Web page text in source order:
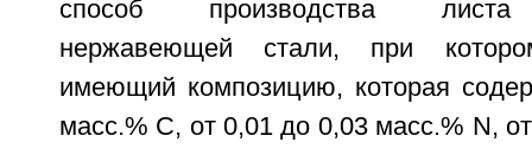
способ производства листа
нержавеющей стали, при
имеющий композицию, которая
масс.% С, от 0,01 до 0,03 масс.% N,